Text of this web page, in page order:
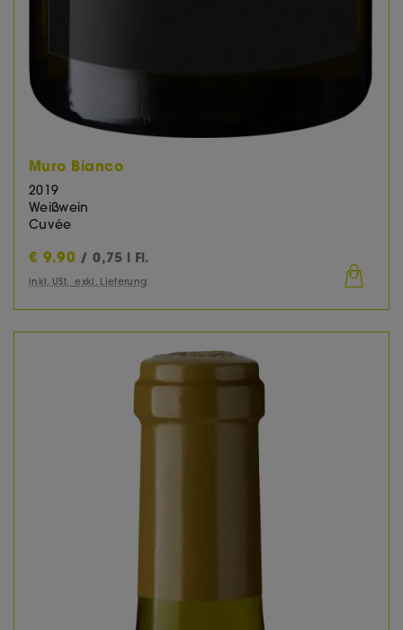
Muro Bianco
2019
Weißwein
Cuvée
€ 9.90 / 0,75 l Fl.
inkl. USt. exkl. Lieferung